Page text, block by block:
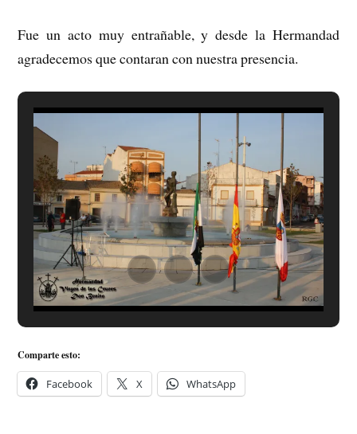
Fue un acto muy entrañable, y desde la Hermandad
agradecemos que contaran con nuestra presencia.
Comparte esto:
Facebook X WhatsApp